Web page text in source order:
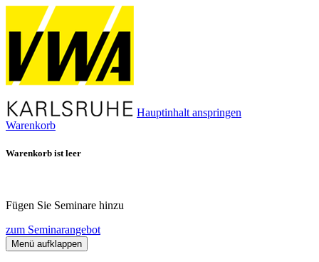
Hauptinhalt anspringen
Warenkorb
Warenkorb ist leer
Fügen Sie Seminare hinzu
zum Seminarangebot
Menü aufklappen